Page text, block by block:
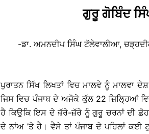
ਗੁਰੂ ਗੋਬਿੰਦ
-ਡਾ. ਅਮਨਦੀਪ ਸਿੰਘ ਟੱਲੇਵਾਲੀਆ,
ਪੁਰਾਤਨ ਸਿੱਖ ਲਿਖਤਾਂ ਵਿਚ ਮਾਲਵੇ ਨੂੰ ਮਾਲਵਾ
ਜਿਸ ਵਿਚ ਪੰਜਾਬ ਦੇ ਅਜੋਕੇ ਕੁੱਲ 22 ਜ਼ਿਲ੍ਹਿਆਂ
ਹੈ ਕਿਉਕਿ ਇਸ ਦੇ ਜ਼ੱਰੇ-ਜ਼ੱਰੇ ਨੂੰ ਗੁਰੂ ਚਰਨਾਂ ਦੀ
ਦੇ ਨਾਂਅ ’ਤੇ ਹੈ। ਵੈਸੇ ਤਾਂ ਪੰਜਾਬ ਦੇ ਪਹਿਲਾਂ ਕਈ